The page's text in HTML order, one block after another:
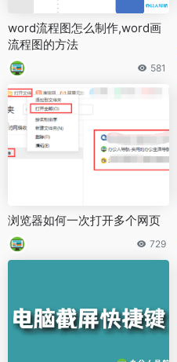
word流程图怎么制作,word画
流程图的方法
581
浏览器如何一次打开多个网页
729